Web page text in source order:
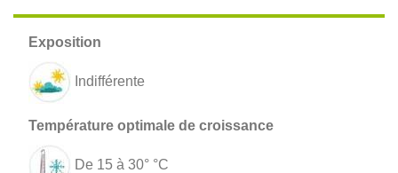
Indifférente
De 15 à 30° °C